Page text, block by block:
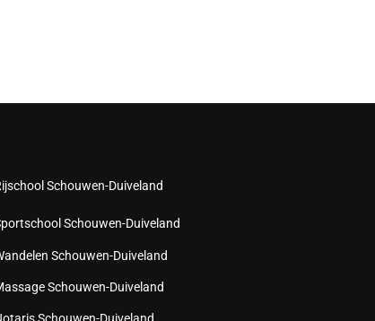
Schouwen-Duiveland
Schouwen-Duiveland
Schouwen-Duiveland
Schouwen-Duiveland